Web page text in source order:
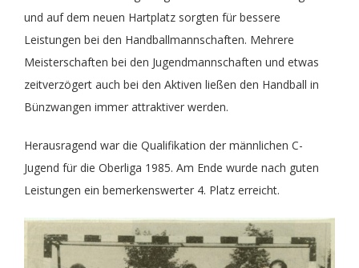
und auf dem neuen Hartplatz sorgten für bessere
Leistungen bei den Handballmannschaften. Mehrere
Meisterschaften bei den Jugendmannschaften und etwas
zeitverzögert auch bei den Aktiven ließen den Handball in
Bünzwangen immer attraktiver werden.
Herausragend war die Qualifikation der männlichen C-
Jugend für die Oberliga 1985. Am Ende wurde nach guten
Leistungen ein bemerkenswerter 4. Platz erreicht.